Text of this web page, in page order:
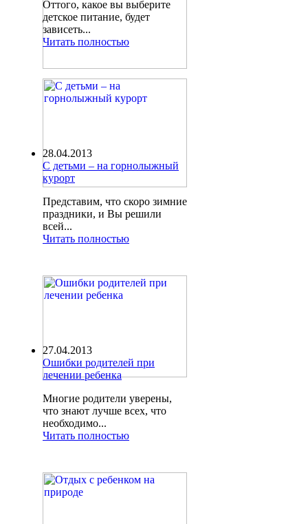
Оттого, какое вы выберите
детское питание, будет
зависеть...
Читать полностью
28.04.2013
С детьми – на горнолыжный
курорт
Представим, что скоро зимние
праздники, и Вы решили
всей...
Читать полностью
27.04.2013
Ошибки родителей при
лечении ребенка
Многие родители уверены,
что знают лучше всех, что
необходимо...
Читать полностью